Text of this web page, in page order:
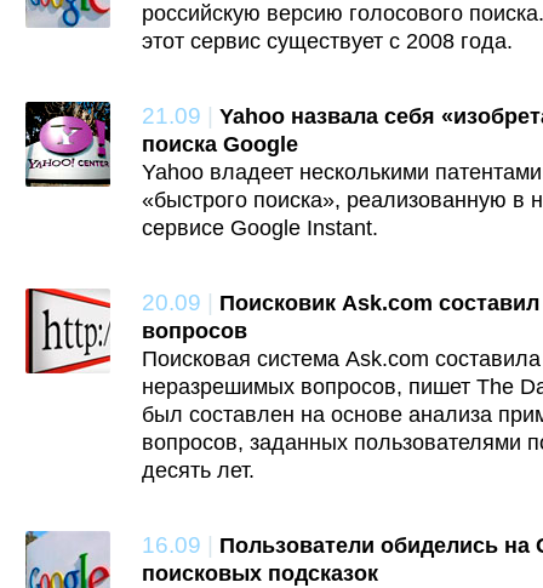
российскую версию голосового
этот сервис существует с 2008 года.
21.09 | Yahoo назвала себя
поиска Google
Yahoo владеет несколькими
«быстрого поиска», реализованную в
сервисе Google Instant.
20.09 | Поисковик Ask.com
вопросов
Поисковая система Ask.com
неразрешимых вопросов, пишет The
был составлен на основе анализа
вопросов, заданных пользователями
десять лет.
16.09 | Пользователи обиделись на
поисковых подсказок